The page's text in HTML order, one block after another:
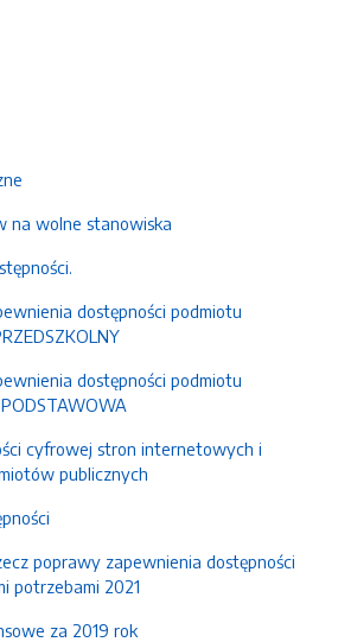
na wolne stanowiska
dostępności podmiotu
dostępności podmiotu
cyfrowej stron internetowych i
publicznych
poprawy zapewnienia dostępności
potrzebami 2021
za 2019 rok